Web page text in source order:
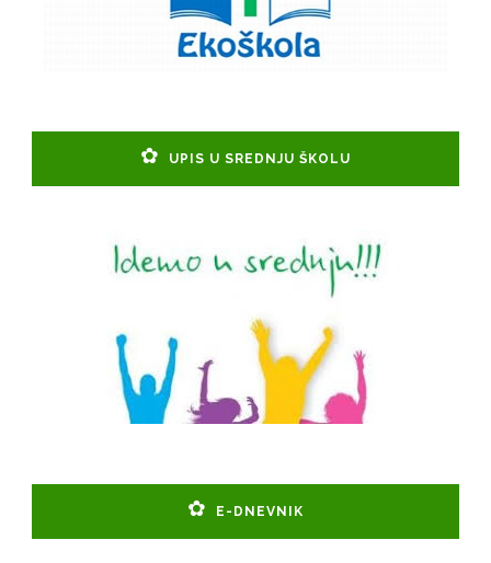
UPIS U SREDNJU ŠKOLU
E-DNEVNIK